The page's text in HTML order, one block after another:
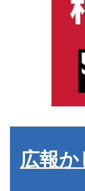
広報か